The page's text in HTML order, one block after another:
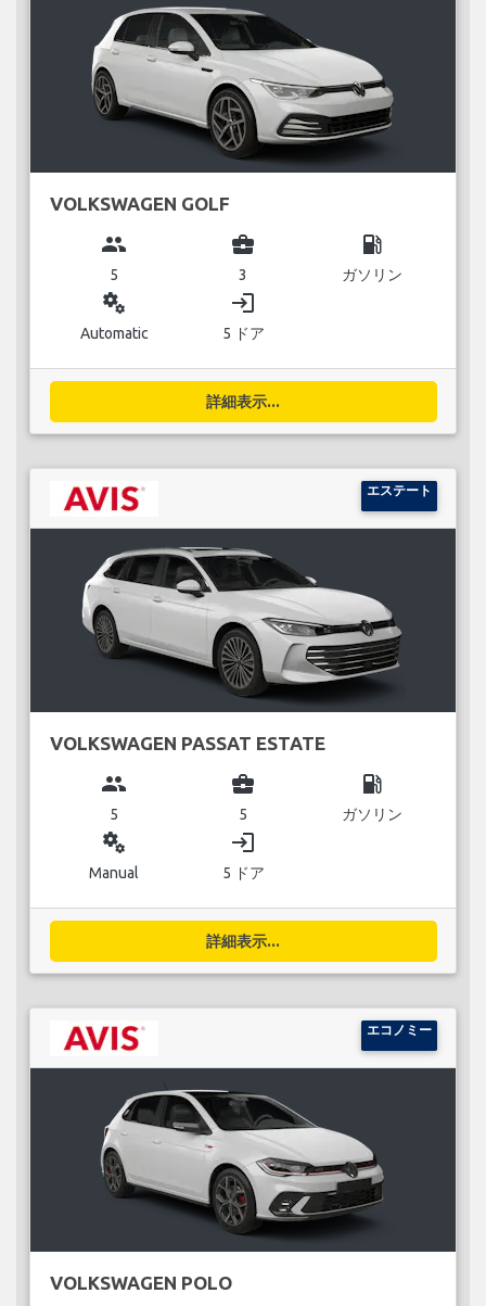
VOLKSWAGEN GOLF
group
5
business_center
3
local_gas_station
ガソリン
miscellaneous_services
Automatic
login
5 ドア
詳細表示...
エステート
VOLKSWAGEN PASSAT ESTATE
group
5
business_center
5
local_gas_station
ガソリン
miscellaneous_services
Manual
login
5 ドア
詳細表示...
エコノミー
VOLKSWAGEN POLO